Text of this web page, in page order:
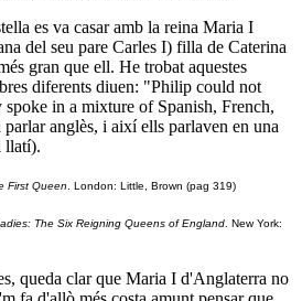
es va casar amb la reina Maria I
del seu pare Carles I) filla de Caterina
gran que ell. He trobat aquestes
diferents diuen: "Philip could not
spoke in a mixture of Spanish, French,
anglès, i així ells parlaven en una
llatí).
First Queen London: Little, Brown (pag 319)
The Six Reigning Queens of England New York:
queda clar que Maria I d'Anglaterra no